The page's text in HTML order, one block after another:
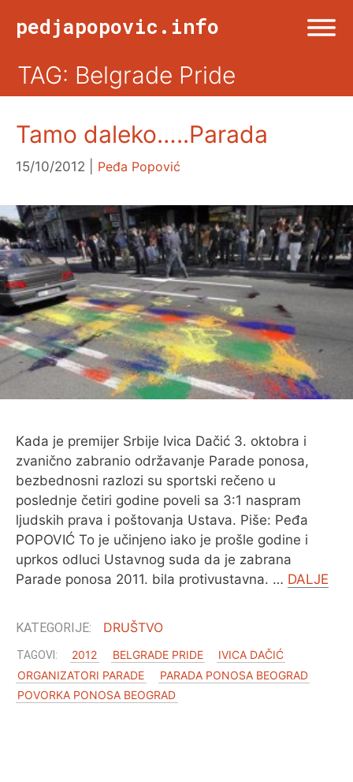
pedjapopovic.info
NASLOVNA
DRUŠTVO
SPORT
VIŠE OD TWITA
FOTO & ŽURNALIZAM
O MENI
TAG: Belgrade Pride
Tamo daleko…..Parada
15/10/2012 Peđa Popović
Kada je premijer Srbije Ivica Dačić 3. oktobra i
zvanično zabranio održavanje Parade ponosa,
bezbednosni razlozi su sportski rečeno u
poslednje četiri godine poveli sa 3:1 naspram
ljudskih prava i poštovanja Ustava. Piše: Peđa
POPOVIĆ To je učinjeno iako je prošle godine i
uprkos odluci Ustavnog suda da je zabrana
Parade ponosa 2011. bila protivustavna. … DALJE
DRUŠTVO
2012 BELGRADE PRIDE
IVICA DAČIĆ
ORGANIZATORI PARADE
PARADA PONOSA BEOGRAD
POVORKA PONOSA BEOGRAD